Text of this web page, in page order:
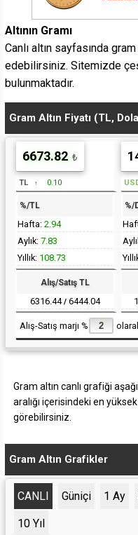
Altının Gramı
Canlı altın sayfasında
edebilirsiniz. Sitemizde
bulunmaktadır.
Gram Altın Fiyatı (TL,
6673.82
TL ↑ 0.10
%/TL
Hafta: 2.94
Aylık: 7.83
Yıllık: 108.73
%/
Alış/Satış TL
6316.44 / 6444.04
Alış-Satış marjı %
Gram altın canlı grafiği
aralığı içerisindeki en
görebilirsiniz.
Gram Altın Grafikler
CANLI Güniçi 1 Ay
10 Yıl